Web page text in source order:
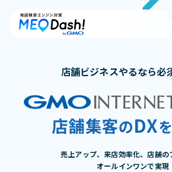
MEO Dash!の特徴
店舗ビジネスやるなら必
売上アップ、来店効率化、店舗の
オールインワンで実現